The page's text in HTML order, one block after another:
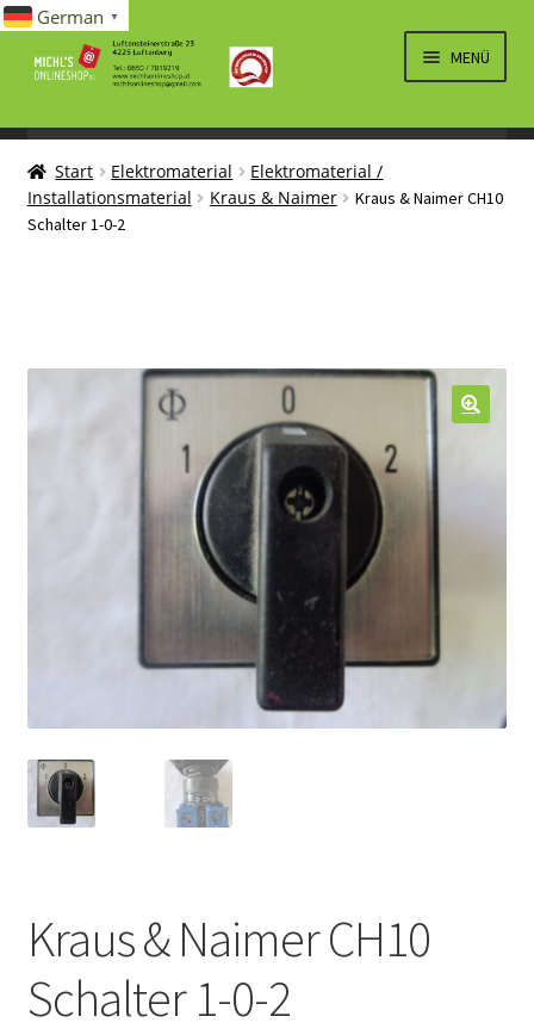
Navigation
Inhalt
MENÜ
SPIELWAREN/BAUSÄTZE
ÖFFNEN
ELEKTRO
ÖFFNEN
LÜFTUNG, HEIZUNG, KLIMA
ÖFFNEN
Start Elektromaterial
Elektromaterial /
Installationsmaterial
Kraus & Naimer
Kraus & Naimer CH10
Schalter 1-0-2
Kraus & Naimer CH10
Schalter 1-0-2
German ▼